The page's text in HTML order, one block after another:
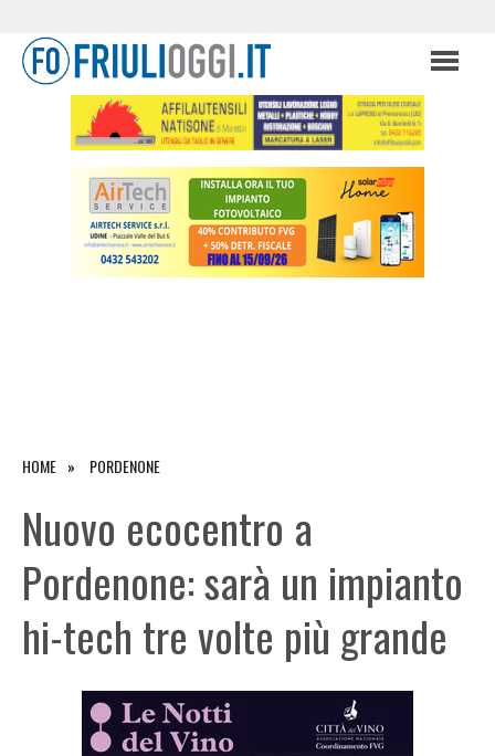
HOME PORDENONE
Nuovo ecocentro a
Pordenone: sarà un impianto
hi-tech tre volte più grande